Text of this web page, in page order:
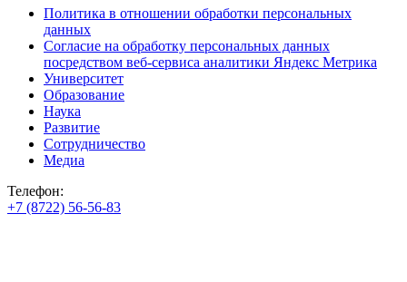
Политика в отношении обработки персональных
данных
Согласие на обработку персональных данных
посредством веб-сервиса аналитики Яндекс Метрика
Университет
Образование
Наука
Развитие
Сотрудничество
Медиа
Телефон:
+7 (8722) 56-56-83